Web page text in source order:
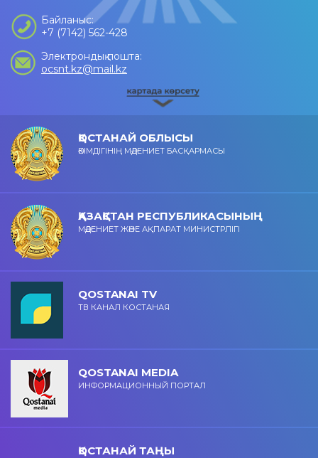
Байланыс:
+7 (7142) 562-428
Электрондық пошта:
ocsnt.kz@mail.kz
ҚОСТАНАЙ ОБЛЫСЫ
ӘКІМДІГІНІҢ МӘДЕНИЕТ БАСҚАРМАСЫ
ҚАЗАҚСТАН РЕСПУБЛИКАСЫНЫҢ
МӘДЕНИЕТ ЖӘНЕ АҚПАРАТ МИНИСТРЛІГІ
QOSTANAI TV
ТВ КАНАЛ КОСТАНАЯ
QOSTANAI MEDIA
ИНФОРМАЦИОННЫЙ ПОРТАЛ
ҚОСТАНАЙ ТАҢЫ